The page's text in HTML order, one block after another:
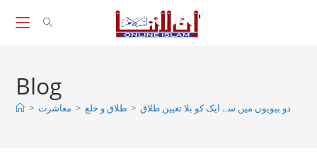
Blog
> معاشرت > طلاق و خلع > دو بیویوں میں سے ایک کو بلا تعیین طلاق